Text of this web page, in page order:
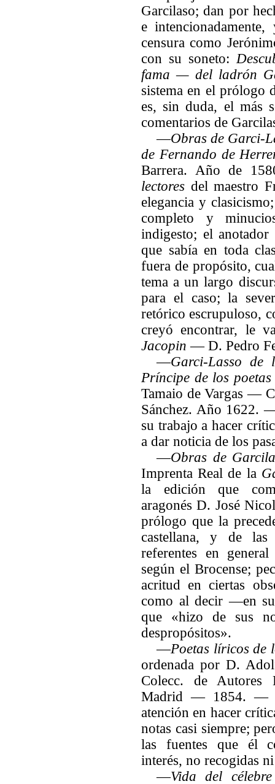
Garcilaso; dan por
e
censura como
con su soneto:
fama — del ladrón
sistema en el prólogo
es, sin duda, el más
comentarios de
—Obras de Garci-
de Fernando de
Barrera. Año de
lectores del maestro
elegancia y
completo y
indigesto; el
que sabía en toda
fuera de propósito,
tema a un largo
para el caso; la
retórico escrupuloso,
creyó encontrar, le
Jacopin — D. Pedro
—Garci-Lasso
Príncipe de los poetas
Tamaio de Vargas —
Sánchez. Año 1622.
su trabajo a hacer
a dar noticia de los
—Obras de
Imprenta Real de la
la edición que
aragonés D. José
prólogo que la
castellana, y de
referentes en
según el Brocense;
acritud en ciertas
como al decir —en
que «hizo de sus
despropósitos».
—Poetas líricos de
ordenada por D.
Colecc. de
Madrid — 1854. —
atención en hacer
notas casi siempre;
las fuentes que él
interés, no recogidas
—Vida del